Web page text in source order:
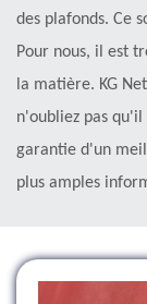
des plafonds. Ce
Pour nous, il est
la matière. KG
n'oubliez pas
garantie d'un
plus amples